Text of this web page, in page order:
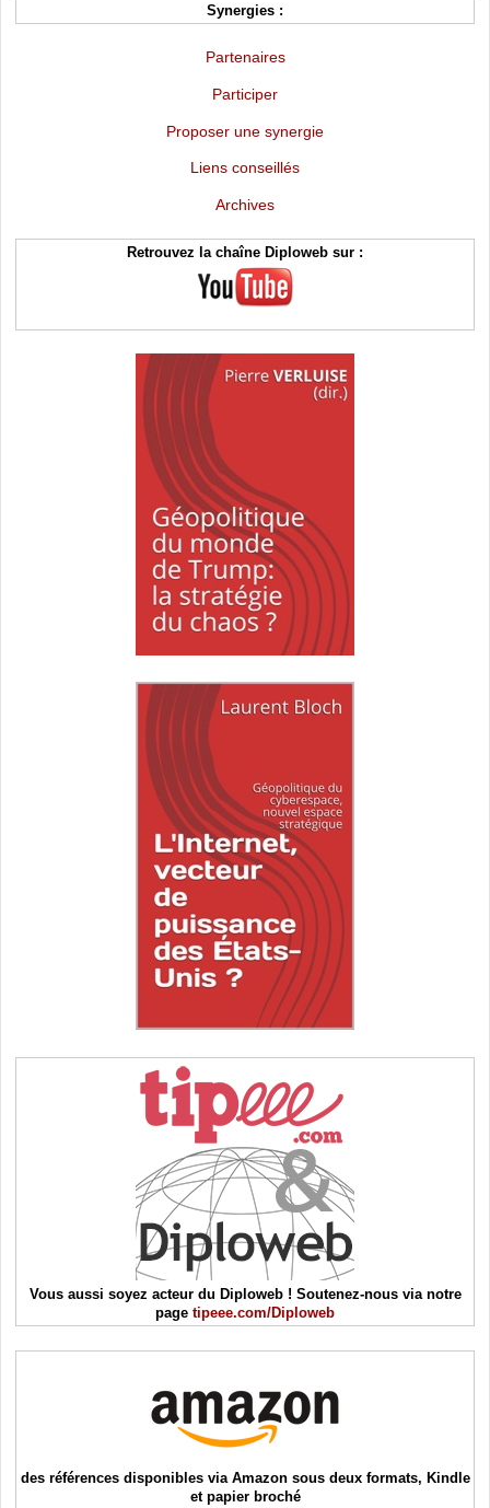
Synergies :
Partenaires
Participer
Proposer une synergie
Liens conseillés
Archives
Retrouvez la chaîne Diploweb sur :
Vous aussi soyez acteur du Diploweb ! Soutenez-nous via notre
page tipeee.com/Diploweb
des références disponibles via Amazon sous deux formats, Kindle
et papier broché